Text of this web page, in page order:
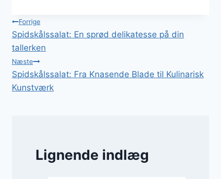
Indlægsnavigation
Forrige
Spidskålssalat: En sprød delikatesse på din
tallerken
Næste
Spidskålssalat: Fra Knasende Blade til Kulinarisk
Kunstværk
Lignende indlæg